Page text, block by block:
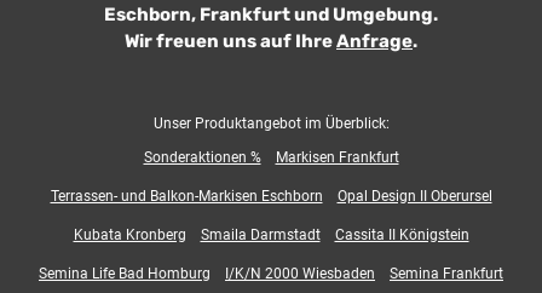
Eschborn, Frankfurt und Umgebung.
Wir freuen uns auf IhreAnfrage.
Unser Produktangebot im Überblick:
Sonderaktionen %
Markisen Frankfurt
Terrassen- und Balkon-Markisen Eschborn Opal Design II Oberursel
Kubata Kronberg Smaila Darmstadt Cassita II Königstein
Semina Life Bad Homburg I/K/N 2000 Wiesbaden Semina Frankfurt